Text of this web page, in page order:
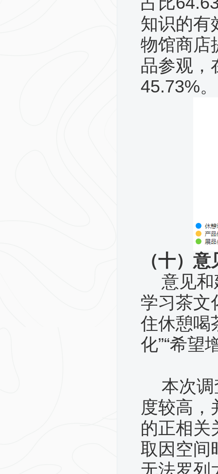
知识的有
物馆商店
品参观，
45.73%。
（十）
意见
学习茶文
住休憩喝
化”“希望
本次
度较高，
的正相关
取因空间
无法罗列